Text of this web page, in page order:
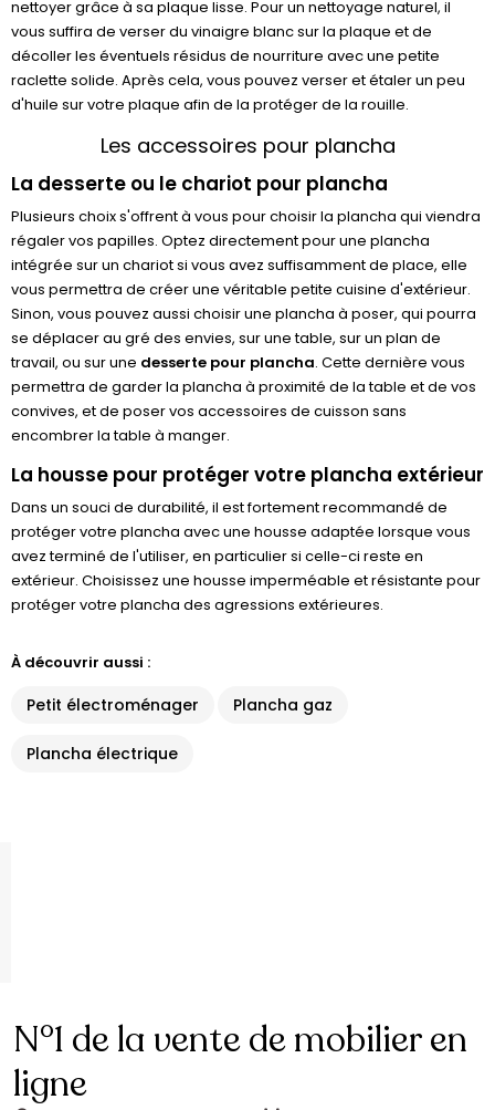
nettoyer grâce à sa plaque lisse. Pour un nettoyage naturel, il
vous suffira de verser du vinaigre blanc sur la plaque et de
décoller les éventuels résidus de nourriture avec une petite
raclette solide. Après cela, vous pouvez verser et étaler un peu
d'huile sur votre plaque afin de la protéger de la rouille.
Les accessoires pour plancha
La desserte ou le chariot pour plancha
Plusieurs choix s'offrent à vous pour choisir la plancha qui viendra
régaler vos papilles. Optez directement pour une plancha
intégrée sur un chariot si vous avez suffisamment de place, elle
vous permettra de créer une véritable petite cuisine d'extérieur.
Sinon, vous pouvez aussi choisir une plancha à poser, qui pourra
se déplacer au gré des envies, sur une table, sur un plan de
travail, ou sur une desserte pour plancha. Cette dernière vous
permettra de garder la plancha à proximité de la table et de vos
convives, et de poser vos accessoires de cuisson sans
encombrer la table à manger.
La housse pour protéger votre plancha extérieur
Dans un souci de durabilité, il est fortement recommandé de
protéger votre plancha avec une housse adaptée lorsque vous
avez terminé de l'utiliser, en particulier si celle-ci reste en
extérieur. Choisissez une housse imperméable et résistante pour
protéger votre plancha des agressions extérieures.
À découvrir aussi :
Petit électroménager Plancha gaz
Plancha électrique
N°1 de la vente de mobilier en
ligne